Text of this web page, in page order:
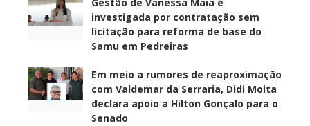
investigada por contratação sem
licitação para reforma de base do
Samu em Pedreiras
Em meio a rumores de reaproximação
com Valdemar da Serraria, Didi Moita
declara apoio a Hilton Gonçalo para o
Senado